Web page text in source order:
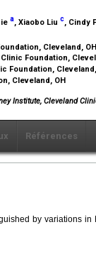
a, Xiaobo Liu c, Cindy
Cleveland, OH
Foundation,
Foundation,
Cleveland, OH
Institute, Cleveland
Références
by variations